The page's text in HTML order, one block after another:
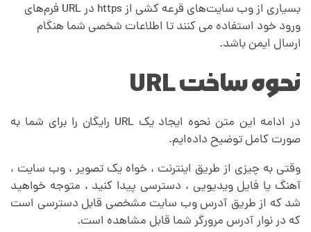
بسیاری از وب سایت‌های قرعه کشی از https در URL فرم‌های
ورود خود استفاده می کنند تا اطلاعات شخصی شما هنگام
ارسال ایمن باشد.
نحوه ساخت URL
در ادامه این متن نحوه ایجاد یک URL رایگان را برای شما به
صورت کامل توضیح داده‌ایم.
وقتی به چیزی از طریق اینترنت ، خواه یک تصویر ، وب سایت ،
آهنگ یا فایل ویدیویی ، دسترسی پیدا کنید ، متوجه خواهید
شد که از طریق آدرس وب سایت مشخصی قابل دسترسی است
که در نوار آدرس مرورگر شما قابل مشاهده است.